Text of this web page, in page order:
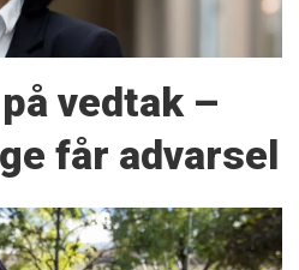
vedtak –
får advarsel